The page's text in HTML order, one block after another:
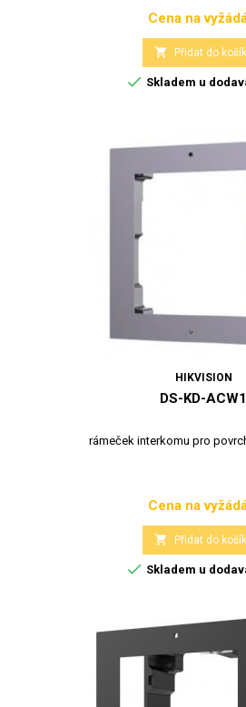
Cena
Cena na
 Přidat do
 Skladem u
HIKVISION
DS-KD-ACW1
rámeček interkomu pro
Cena
Cena na
 Přidat do
 Skladem u